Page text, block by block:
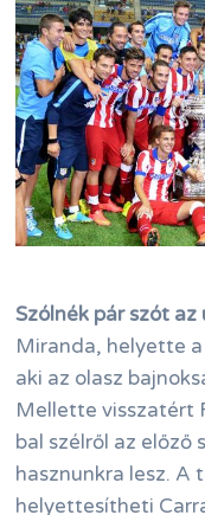
Szólnék pár szót az
Miranda, helyette
aki az olasz
Mellette visszatért
bal szélről az előző
hasznunkra lesz.
helyettesítheti